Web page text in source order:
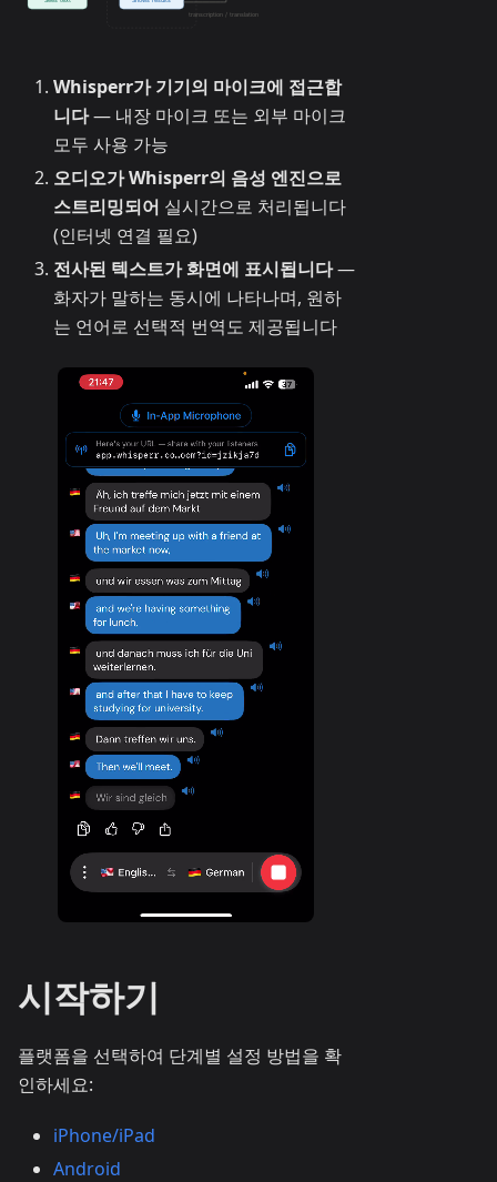
Whisperr가 기기의 마이크에 접근합
니다— 내장 마이크 또는 외부 마이크
모두 사용 가능
오디오가 Whisperr의 음성 엔진으로
스트리밍되어 실시간으로 처리됩니다
(인터넷 연결 필요)
전사된 텍스트가 화면에 표시됩니다—
화자가 말하는 동시에 나타나며, 원하
는 언어로 선택적 번역도 제공됩니다
시작하기
플랫폼을 선택하여 단계별 설정 방법을 확
인하세요:
iPhone/iPad
Android